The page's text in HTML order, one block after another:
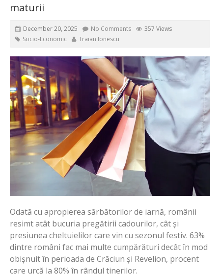
maturii
December 20, 2025 No Comments
357 Views
Socio-Economic
Traian Ionescu
Odată cu apropierea sărbătorilor de iarnă, românii
resimt atât bucuria pregătirii cadourilor, cât și
presiunea cheltuielilor care vin cu sezonul festiv. 63%
dintre români fac mai multe cumpărături decât în mod
obișnuit în perioada de Crăciun și Revelion, procent
care urcă la 80% în rândul tinerilor.